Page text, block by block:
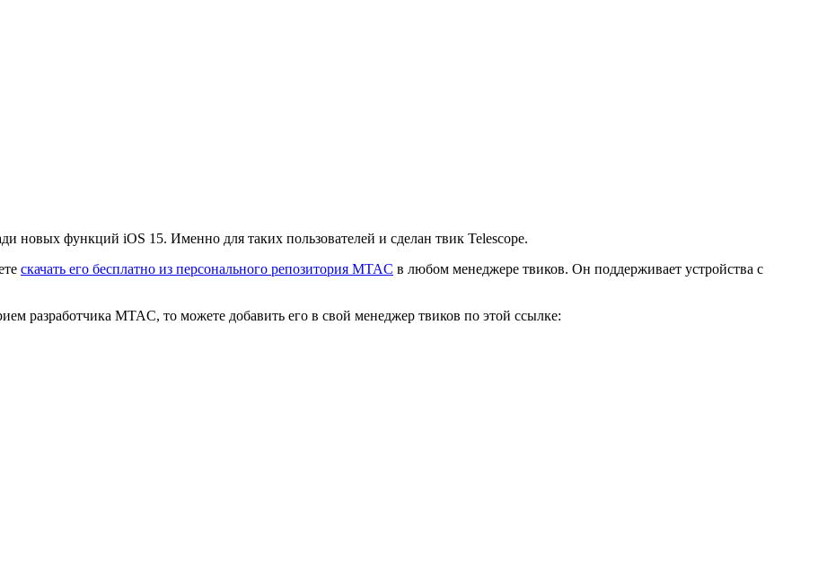
новых функций iOS 15. Именно для таких пользователей и сделан твик Telescope.
скачать его бесплатно из персонального репозитория MTAC в любом менеджере твиков. Он поддерживает устройства с
разработчика MTAC, то можете добавить его в свой менеджер твиков по этой ссылке: